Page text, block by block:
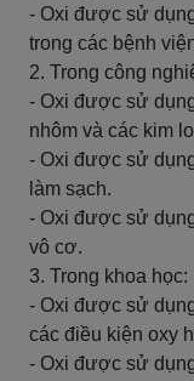
- Oxi được sử
trong các bệnh
2. Trong công
- Oxi được sử
nhôm và các kim
- Oxi được sử
làm sạch.
- Oxi được sử
vô cơ.
3. Trong khoa học:
- Oxi được sử
các điều kiện oxy
- Oxi được sử